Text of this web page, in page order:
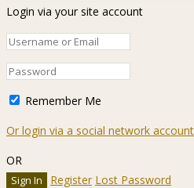
Login via your site account
Remember Me
Or login via a social network account
OR
Register Lost Password